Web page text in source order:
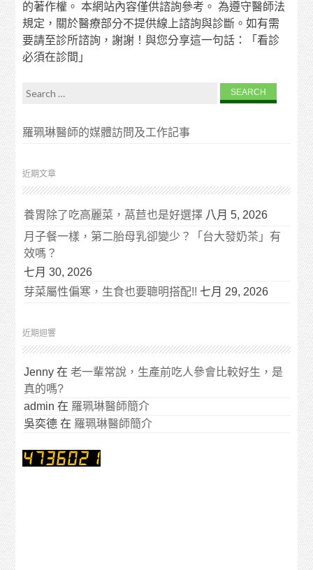
的著作權。 本網站內容僅供諮詢參考。 為遵守醫師法
規定，關於醫療部分不提供線上諮詢與診斷。如有需
要請至診所諮詢，謝謝！與您分享這一句話：「看診
必須在診間」
Search for:
羅珮琳醫師的媒體訪問及工作記事
近期文章
養胃除了吃高麗菜，萵苣也是好選擇 八月 5, 2026
月子餐一樣，第二胎母乳卻變少？「台大發奶茶」有
效嗎？
七月 30, 2026
芽菜屬性偏寒，生食也要聰明搭配!! 七月 29, 2026
近期迴響
Jenny 在老一輩常說，生產前吃人參會比較好生，是
真的嗎?
admin 在 羅珮琳醫師簡介
吳奕德 在 羅珮琳醫師簡介